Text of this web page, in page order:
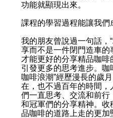
功能就顯現出來。
課程的學習過程能讓我們
我的朋友曾說過一句話，
享而不是一件閉門造車的
才能更好的分享精品咖
引發更多的思考進步。咖
咖啡浪潮”經歷漫長的歲
在，也不過百年的時間
們一直思考、交流和前
和冠軍們的分享精神。
品咖啡的道路上走的更加